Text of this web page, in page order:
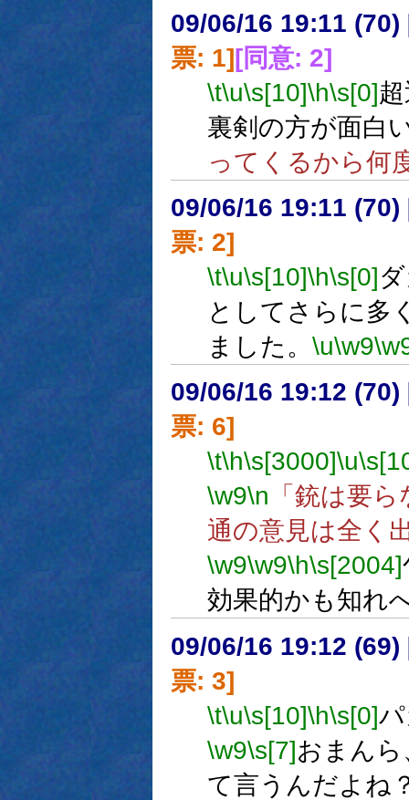
09/06/16 19:11 (70)
票: 1][同意: 2]
\t\u\s[10]\h\s[0]
裏剣の方が面白
ってくるから何
09/06/16 19:11 (70)
票: 2]
\t\u\s[10]\h\s[0]
としてさらに多
ました。 \u\w9
09/06/16 19:12 (70)
票: 6]
\t\h\s[3000]\u
\w9\n 「銃は要
通の意見は全く
\w9\w9\h\s[2004]
効果的かも知れ
09/06/16 19:12 (69)
票: 3]
\t\u\s[10]\h\s[0]
\w9\s[7]おまんら
て言うんだよね